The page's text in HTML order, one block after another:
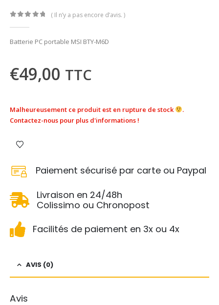
( Il n’y a pas encore d’avis. )
Batterie PC portable MSI BTY-M6D
€49,00 TTC
Malheureusement ce produit est en rupture de stock
.
Contactez-nous pour plus d'informations !
Paiement sécurisé par carte ou Paypal
Livraison en 24/48h
Colissimo ou Chronopost
Facilités de paiement en 3x ou 4x
AVIS (0)
Avis